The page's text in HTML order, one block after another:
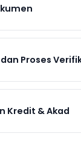
dan Proses
Kredit & Akad